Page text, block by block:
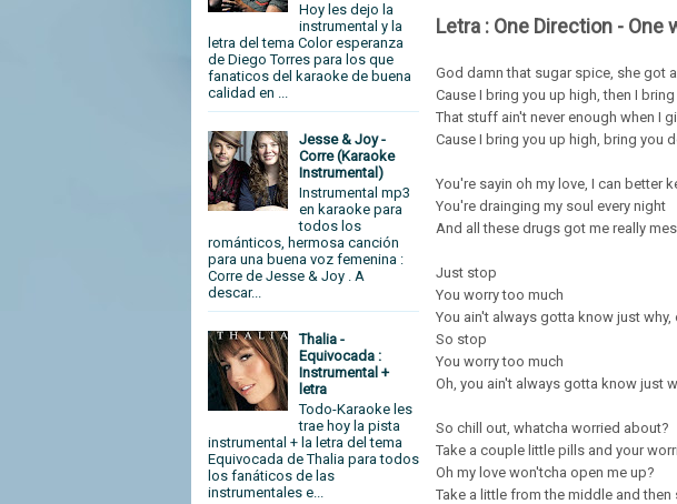
Hoy les dejo la
instrumental y la
letra del tema Color esperanza
de Diego Torres para los que
fanaticos del karaoke de buena
calidad en ...
Jesse & Joy -
Corre (Karaoke
Instrumental)
Instrumental mp3
en karaoke para
todos los
románticos, hermosa canción
para una buena voz femenina :
Corre de Jesse & Joy . A
descar...
Thalia -
Equivocada :
Instrumental +
letra
Todo-Karaoke les
trae hoy la pista
instrumental + la letra del tema
Equivocada de Thalia para todos
los fanáticos de las
instrumentales e...
Letra : One Direction - One
God damn that sugar spice, she got
Cause I bring you up high, then I
That stuff ain't never enough when I
Cause I bring you up high, bring you
You're sayin oh my love, I can better
You're drainging my soul every night
And all these drugs got me really
Just stop
You worry too much
You ain't always gotta know just why,
So stop
You worry too much
Oh, you ain't always gotta know just
So chill out, whatcha worried about?
Take a couple little pills and your
Oh my love won'tcha open me up?
Take a little from the middle and